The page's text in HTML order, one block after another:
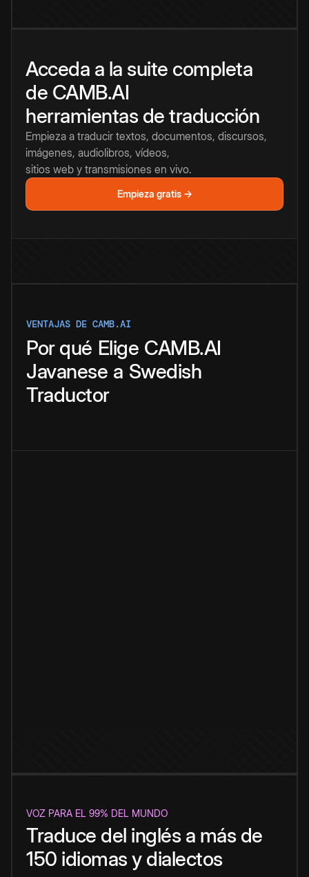
Acceda a la suite completa
de CAMB.AI
herramientas de traducción
Empieza a traducir textos, documentos, discursos,
imágenes, audiolibros, vídeos,
sitios web y transmisiones en vivo.
Empieza gratis →
VENTAJAS DE CAMB.AI
Por qué Elige CAMB.AI
Javanese a Swedish
Traductor
VOZ PARA EL 99% DEL MUNDO
Traduce del inglés a más de
150 idiomas y dialectos